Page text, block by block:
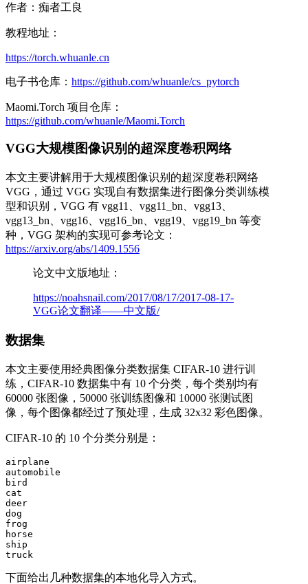
作者：痴者工良
教程地址：
https://torch.whuanle.cn
电子书仓库： https://github.com/whuanle/cs_pytorch
Maomi.Torch 项目仓库：
https://github.com/whuanle/Maomi.Torch
VGG大规模图像识别的超深度卷积网络
本文主要讲解用于大规模图像识别的超深度卷积网络
VGG，通过 VGG 实现自有数据集进行图像分类训练模
型和识别，VGG 有 vgg11、vgg11_bn、vgg13、
vgg13_bn、vgg16、vgg16_bn、vgg19、vgg19_bn 等变
种，VGG 架构的实现可参考论文：
https://arxiv.org/abs/1409.1556
论文中文版地址：
https://noahsnail.com/2017/08/17/2017-08-17-
VGG论文翻译——中文版/
数据集
本文主要使用经典图像分类数据集 CIFAR-10 进行训
练，CIFAR-10 数据集中有 10 个分类，每个类别均有
60000 张图像，50000 张训练图像和 10000 张测试图
像，每个图像都经过了预处理，生成 32x32 彩色图像。
CIFAR-10 的 10 个分类分别是：
airplane
automobile
bird
cat
deer
dog
frog
horse
ship
truck
下面给出几种数据集的本地化导入方式。